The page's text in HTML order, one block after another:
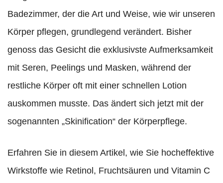
Badezimmer, der die Art und Weise, wie wir unseren
Körper pflegen, grundlegend verändert. Bisher
genoss das Gesicht die exklusivste Aufmerksamkeit
mit Seren, Peelings und Masken, während der
restliche Körper oft mit einer schnellen Lotion
auskommen musste. Das ändert sich jetzt mit der
sogenannten „Skinification“ der Körperpflege.
Erfahren Sie in diesem Artikel, wie Sie hocheffektive
Wirkstoffe wie Retinol, Fruchtsäuren und Vitamin C